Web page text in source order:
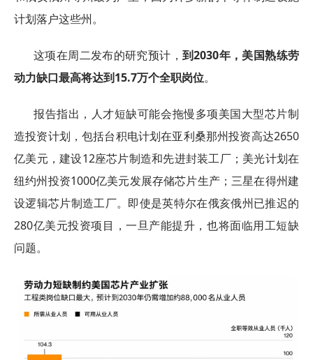
计划落户这些州。
这项在周二发布的研究预计， 到2030年，美国熟练劳
动力缺口最高将达到15.7万个全职岗位。
报告指出，人才短缺可能会拖慢多项美国大型芯片制
造投资计划，包括台积电计划在亚利桑那州投资高达2650
亿美元，建设12座芯片制造和先进封装工厂；美光计划在
纽约州投资1000亿美元发展存储芯片生产；三星在得州建
设逻辑芯片制造工厂。即使是英特尔在俄亥俄州已推迟的
280亿美元投资项目，一旦产能提升，也将面临用工短缺
问题。